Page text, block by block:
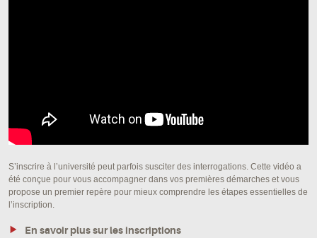
S’inscrire à l’université peut parfois susciter des interrogations. Cette vidéo a
été conçue pour vous accompagner dans vos premières démarches et vous
propose un premier repère pour mieux comprendre les étapes essentielles de
l’inscription.
En savoir plus sur les inscriptions